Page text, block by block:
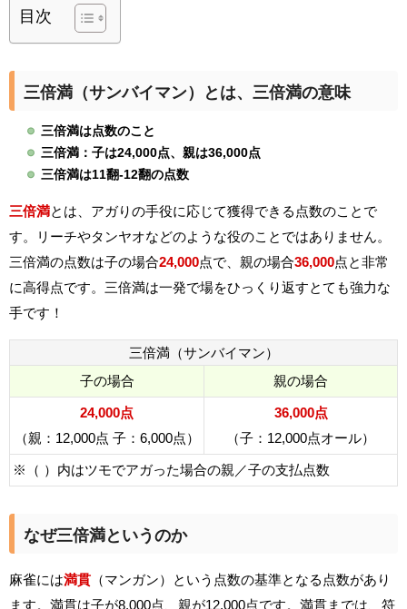
目次
三倍満（サンバイマン）とは、三倍満の意味
三倍満は点数のこと
三倍満：子は24,000点、親は36,000点
三倍満は11翻-12翻の点数
三倍満とは、アガりの手役に応じて獲得できる点数のことで
す。リーチやタンヤオなどのような役のことではありません。
三倍満の点数は子の場合24,000点で、親の場合36,000点と非常
に高得点です。三倍満は一発で場をひっくり返すとても強力な
手です！
三倍満（サンバイマン）
子の場合
親の場合
24,000点
（親：12,000点 子：6,000点）
36,000点
（子：12,000点オール）
※（ ）内はツモでアガった場合の親／子の支払点数
なぜ三倍満というのか
麻雀には満貫 （マンガン）という点数の基準となる点数があり
ます。満貫は子が8,000点、親が12,000点です。満貫までは、符